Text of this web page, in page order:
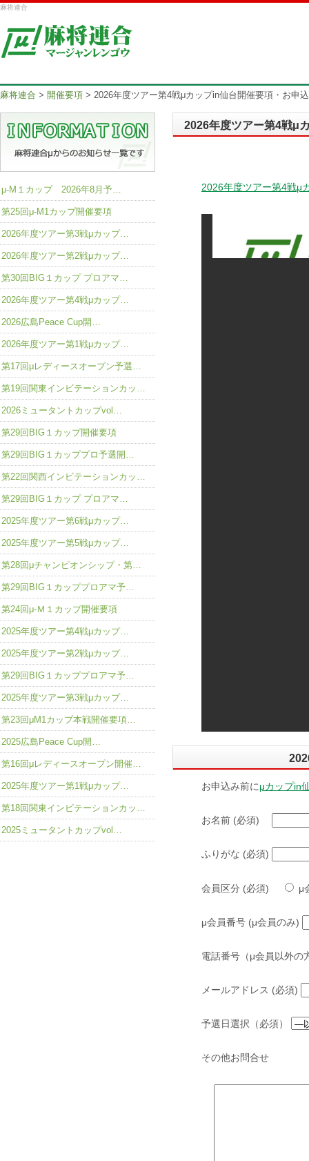
麻将連合
麻将連合 > 開催要項 > 2026年度ツアー第4戦μカップin仙台開催要項・お申
2026年度ツアー第4戦μ
2026年度ツアー第4戦μ
お申込み前にμカップin
お名前 (必須)
ふりがな (必須)
会員区分 (必須) μ
μ会員番号 (μ会員のみ)
電話番号（μ会員以外の
メールアドレス (必須)
予選日選択（必須）
その他お問合せ
μ-M１カップ 2026年8月予…
第25回μ-M1カップ開催要項
2026年度ツアー第3戦μカップ…
2026年度ツアー第2戦μカップ…
第30回BIG１カップ プロアマ…
2026年度ツアー第4戦μカップ…
2026広島Peace Cup開…
2026年度ツアー第1戦μカップ…
第17回μレディースオープン予選…
第19回関東インビテーションカッ…
2026ミュータントカップvol…
第29回BIG１カップ開催要項
第29回BIG１カッププロ予選開…
第22回関西インビテーションカッ…
第29回BIG１カップ プロアマ…
2025年度ツアー第6戦μカップ…
2025年度ツアー第5戦μカップ…
第28回μチャンピオンシップ・第…
第29回BIG１カッププロアマ予…
第24回μ-Ｍ１カップ開催要項
2025年度ツアー第4戦μカップ…
2025年度ツアー第2戦μカップ…
第29回BIG１カッププロアマ予…
2025年度ツアー第3戦μカップ…
第23回μM1カップ本戦開催要項…
2025広島Peace Cup開…
第16回μレディースオープン開催…
2025年度ツアー第1戦μカップ…
第18回関東インビテーションカッ…
2025ミュータントカップvol…